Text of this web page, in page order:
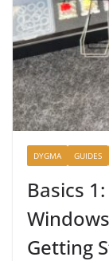
DYGMA GUIDES
Basics
Getting